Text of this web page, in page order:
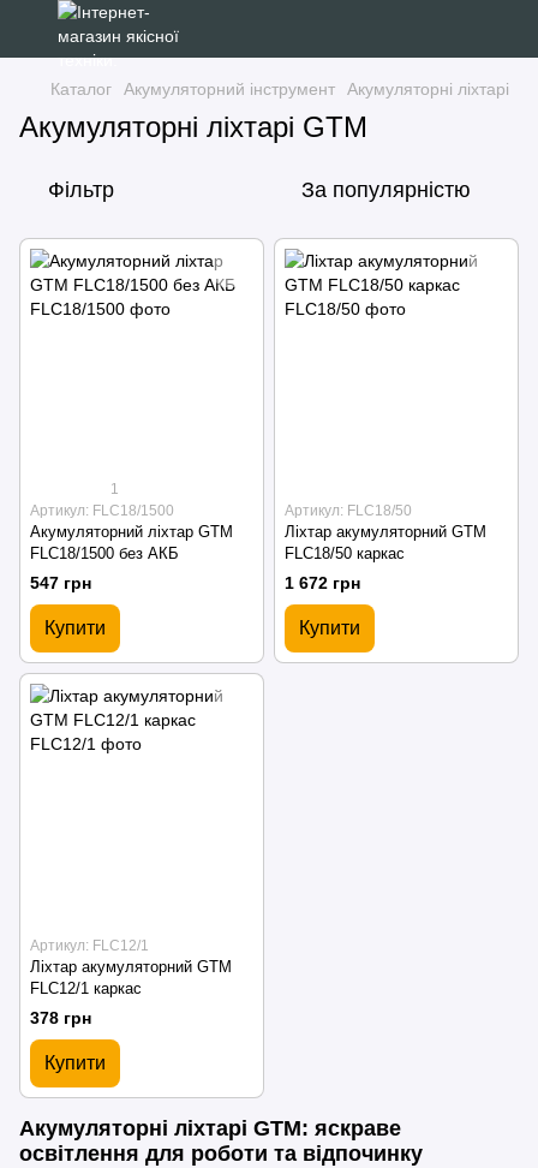
Каталог Акумуляторний інструмент Акумуляторні ліхтарі
Акумуляторні ліхтарі GTM
Фільтр За популярністю
1
Артикул: FLC18/1500
Акумуляторний ліхтар GTM
FLС18/1500 без АКБ
547 грн
Купити
Артикул: FLC18/50
Ліхтар акумуляторний GTM
FLC18/50 каркас
1 672 грн
Купити
Артикул: FLC12/1
Ліхтар акумуляторний GTM
FLC12/1 каркас
378 грн
Купити
Акумуляторні ліхтарі GTM: яскраве
освітлення для роботи та відпочинку